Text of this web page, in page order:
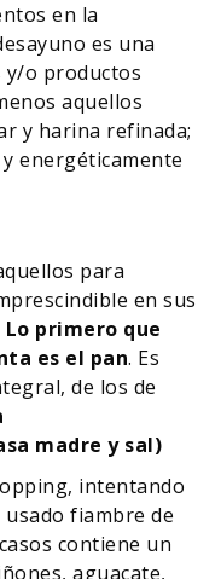
en la
es una
y/o productos
aquellos
y harina refinada;
energéticamente
para
en sus
Lo primero que
es el pan. Es
de los de
madre y sal)
intentando
usado fiambre de
contiene un
aguacate,